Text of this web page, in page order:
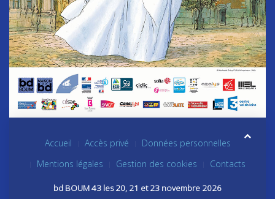
Accueil Accès privé
Données personnelles
Mentions légales
Gestion des cookies Contacts
bd BOUM 43 les 20, 21 et 23 novembre 2026